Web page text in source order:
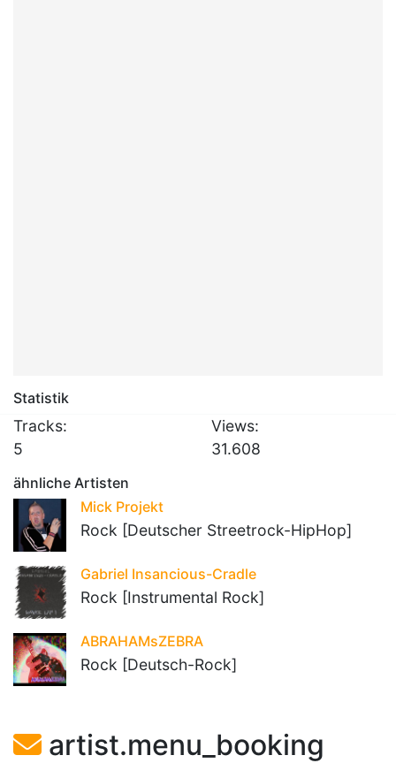
Statistik
Tracks:
5
Views:
31.608
ähnliche Artisten
Mick Projekt
Rock [Deutscher Streetrock-HipHop]
Gabriel Insancious-Cradle
Rock [Instrumental Rock]
ABRAHAMsZEBRA
Rock [Deutsch-Rock]
artist.menu_booking